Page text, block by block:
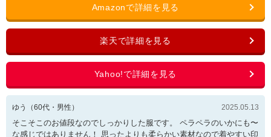
ゆう （60代・ 男性 ） 2025.05.13
そこそこのお値段なのでしっかりした服です。 ペラペラのいかにも〜
な感じではありません！ 思ったよりも柔らかい素材なので着やすい印